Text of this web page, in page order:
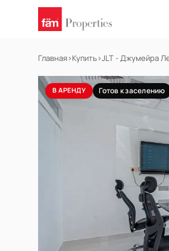
Главная›Купить›JLT - Джумейра
В АРЕНДУ Готов к заселению